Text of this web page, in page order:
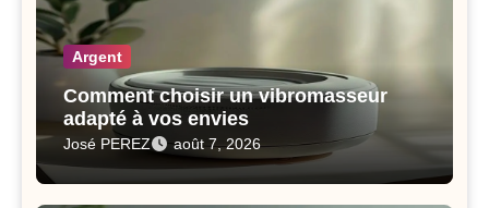
Argent
Comment choisir un vibromasseur
adapté à vos envies
José PEREZ août 7, 2026